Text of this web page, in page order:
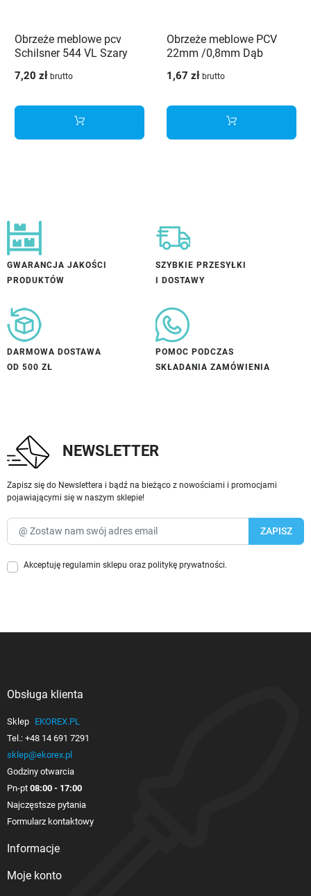
Obrzeże meblowe pcv
Schilsner 544 VL Szary
7,20 zł brutto
Obrzeże meblowe PCV
22mm /0,8mm Dąb
Schilsner
1,67 zł brutto
GWARANCJA JAKOŚCI
PRODUKTÓW
SZYBKIE PRZESYŁKI
I DOSTAWY
DARMOWA DOSTAWA
OD 500 ZŁ
POMOC PODCZAS
SKŁADANIA ZAMÓWIENIA
NEWSLETTER
Zapisz się do Newslettera i bądź na bieżąco z nowościami i promocjami
pojawiającymi się w naszym sklepie!
Akceptuję regulamin sklepu oraz politykę prywatności.
Obsługa klienta
Sklep EKOREX.PL
Tel.: +48 14 691 7291
sklep@ekorex.pl
Godziny otwarcia
Pn-pt 08:00 - 17:00
Najczęstsze pytania
Formularz kontaktowy
Informacje
Moje konto